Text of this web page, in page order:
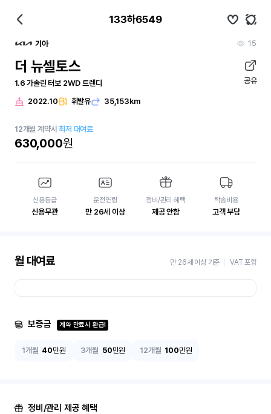
133하6549
기아 15
더 뉴셀토스
1.6 가솔린 터보 2WD 트렌디 공유
2022.10 휘발유 35,153km
12개월 계약시최저 대여료
630,000원
신용등급
신용무관
운전연령
만 26세 이상
정비/관리 혜택
제공 안함
탁송비용
고객 부담
월 대여료 만 26세 이상 기준 VAT 포함
보증금 계약 만료시 환급!
1개월 40만원 3개월 50만원 12개월 100만원
정비/관리 제공 혜택